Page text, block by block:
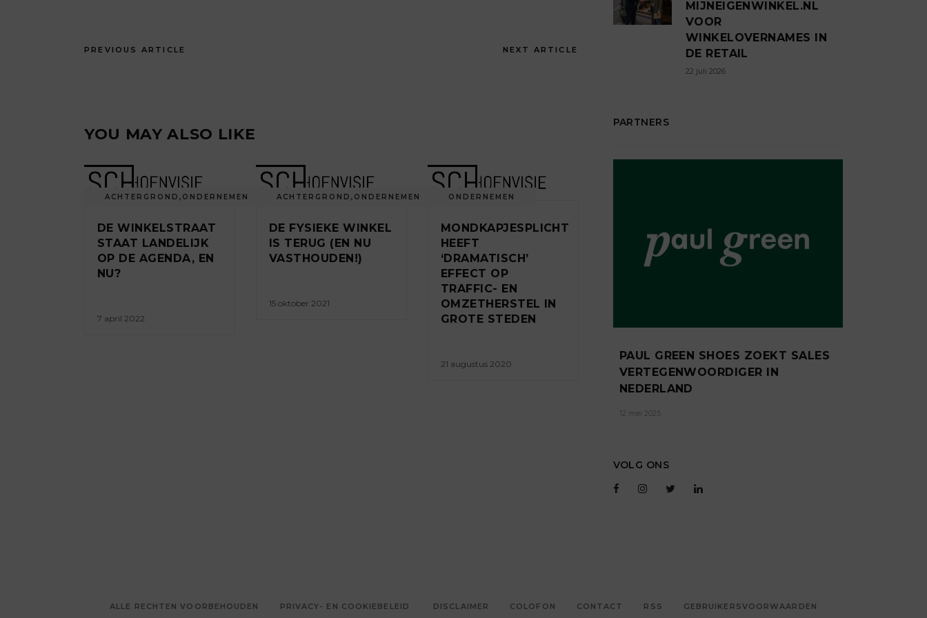
PREVIOUS ARTICLE NEXT ARTICLE
YOU MAY ALSO LIKE
ACHTERGROND , ONDERNEMEN
DE WINKELSTRAAT
STAAT LANDELIJK
OP DE AGENDA, EN
NU?
7 april 2022
ACHTERGROND , ONDERNEMEN
DE FYSIEKE WINKEL
IS TERUG (EN NU
VASTHOUDEN!)
15 oktober 2021
ONDERNEMEN
MONDKAPJESPLICHT
HEEFT
‘DRAMATISCH’
EFFECT OP
TRAFFIC- EN
OMZETHERSTEL IN
GROTE STEDEN
21 augustus 2020
MIJNEIGENWINKEL.NL
VOOR
WINKELOVERNAMES IN
DE RETAIL
22 juli 2026
PARTNERS
PAUL GREEN SHOES ZOEKT SALES
VERTEGENWOORDIGER IN
NEDERLAND
12 mei 2025
VOLG ONS
ALLE RECHTEN VOORBEHOUDEN PRIVACY- EN COOKIEBELEID DISCLAIMER COLOFON CONTACT RSS GEBRUIKERSVOORWAARDEN